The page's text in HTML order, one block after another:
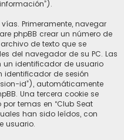
Primeramente, navegar
phpBB crear un número de
de texto que se
del navegador de su PC. Las
un identificador de usuario
identificador de sesión
id”), automáticamente
Una tercera cookie se
temas en “Club Seat
han sido leídos, con
usuario.